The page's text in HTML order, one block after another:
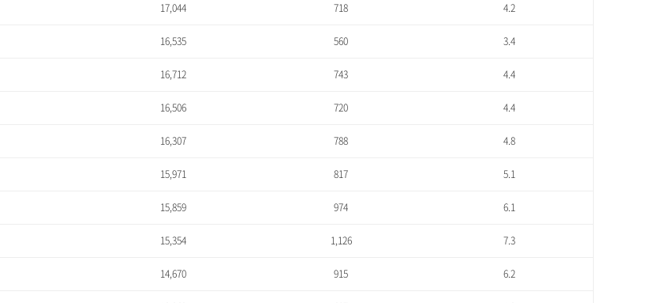
17,044 718 4.2
16,535 560 3.4
16,712 743 4.4
16,506 720 4.4
16,307 788 4.8
15,971 817 5.1
15,859 974 6.1
15,354 1,126 7.3
14,670 915 6.2